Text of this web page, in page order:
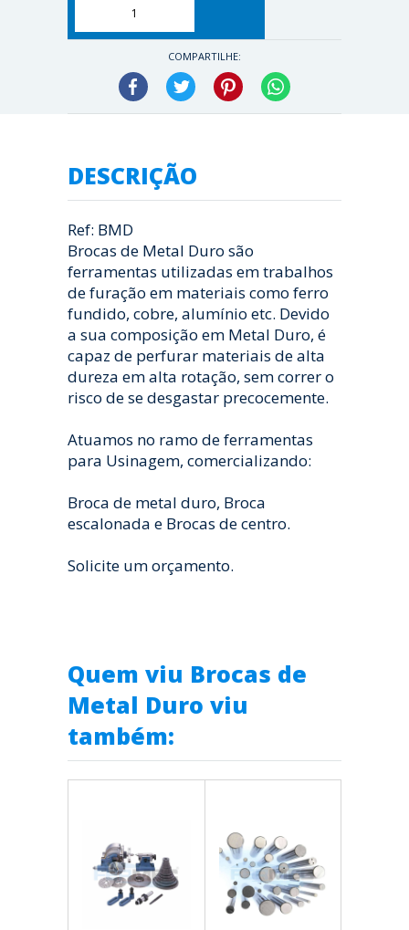
COMPARTILHE:
Facebook Twitter Pinterest
DESCRIÇÃO
Ref: BMD
Brocas de Metal Duro são
ferramentas utilizadas em trabalhos
de furação em materiais como ferro
fundido, cobre, alumínio etc. Devido
a sua composição em Metal Duro, é
capaz de perfurar materiais de alta
dureza em alta rotação, sem correr o
risco de se desgastar precocemente.
Atuamos no ramo de ferramentas
para Usinagem, comercializando:
Broca de metal duro, Broca
escalonada e Brocas de centro.
Solicite um orçamento.
Quem viu Brocas de
Metal Duro viu
também: